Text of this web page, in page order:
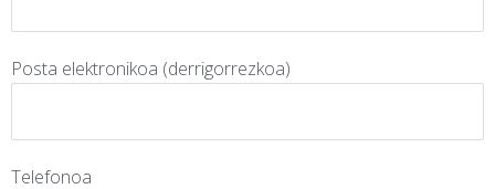
Posta elektronikoa (derrigorrezkoa)
Telefonoa